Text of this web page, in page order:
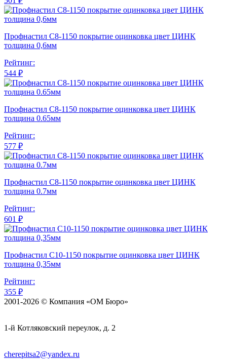
Профнастил С8-1150 покрытие оцинковка цвет ЦИНК
толщина 0,6мм
Рейтинг:
544 ₽
Профнастил С8-1150 покрытие оцинковка цвет ЦИНК
толщина 0.65мм
Рейтинг:
577 ₽
Профнастил С8-1150 покрытие оцинковка цвет ЦИНК
толщина 0.7мм
Рейтинг:
601 ₽
Профнастил С10-1150 покрытие оцинковка цвет ЦИНК
толщина 0,35мм
Рейтинг:
355 ₽
2001-2026 © Компания «ОМ Бюро»
1-й Котляковский переулок, д. 2
cherepitsa2@yandex.ru